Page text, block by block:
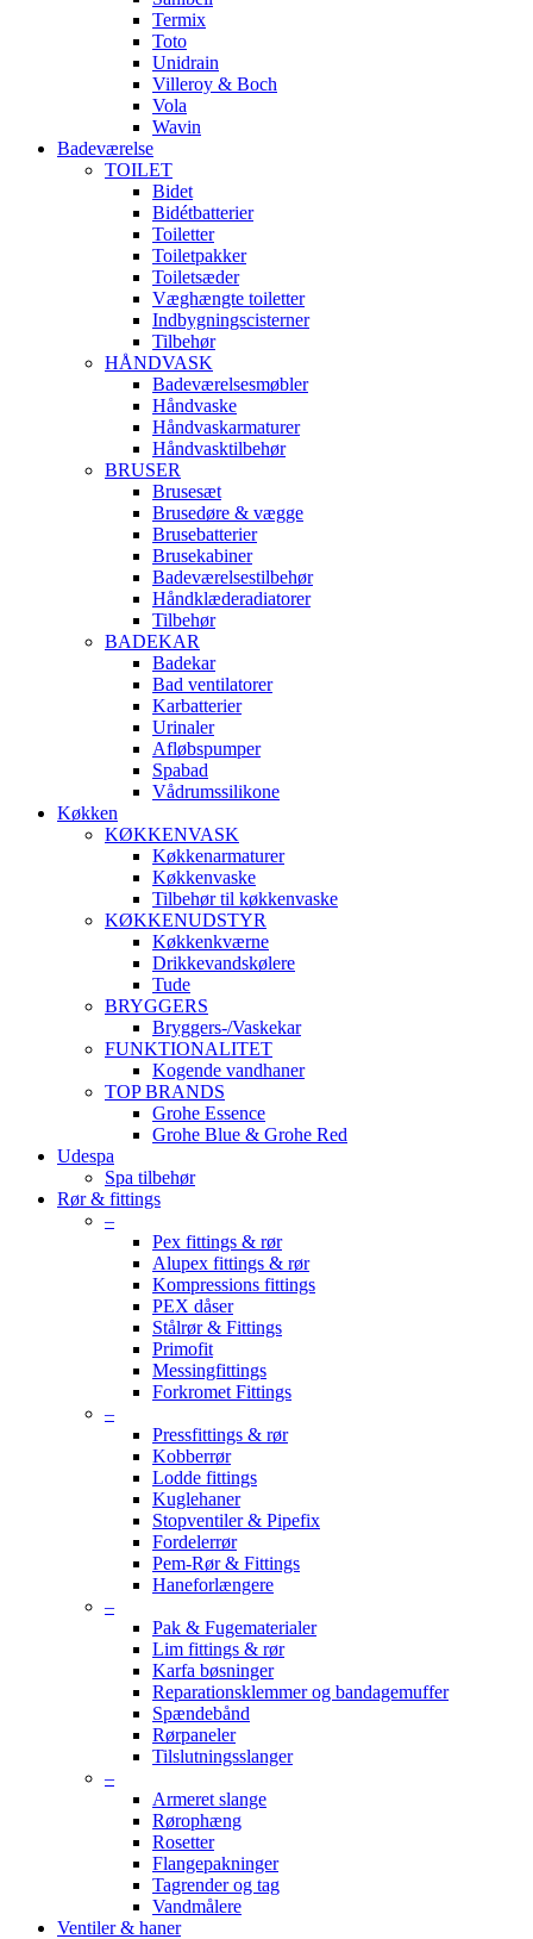
Termix
Toto
Unidrain
Villeroy & Boch
Vola
Wavin
Badeværelse
TOILET
Bidet
Bidétbatterier
Toiletter
Toiletpakker
Toiletsæder
Væghængte toiletter
Indbygningscisterner
Tilbehør
HÅNDVASK
Badeværelsesmøbler
Håndvaske
Håndvaskarmaturer
Håndvasktilbehør
BRUSER
Brusesæt
Brusedøre & vægge
Brusebatterier
Brusekabiner
Badeværelsestilbehør
Håndklæderadiatorer
Tilbehør
BADEKAR
Badekar
Bad ventilatorer
Karbatterier
Urinaler
Afløbspumper
Spabad
Vådrumssilikone
Køkken
KØKKENVASK
Køkkenarmaturer
Køkkenvaske
Tilbehør til køkkenvaske
KØKKENUDSTYR
Køkkenkværne
Drikkevandskølere
Tude
BRYGGERS
Bryggers-/Vaskekar
FUNKTIONALITET
Kogende vandhaner
TOP BRANDS
Grohe Essence
Grohe Blue & Grohe Red
Udespa
Spa tilbehør
Rør & fittings
–
Pex fittings & rør
Alupex fittings & rør
Kompressions fittings
PEX dåser
Stålrør & Fittings
Primofit
Messingfittings
Forkromet Fittings
–
Pressfittings & rør
Kobberrør
Lodde fittings
Kuglehaner
Stopventiler & Pipefix
Fordelerrør
Pem-Rør & Fittings
Haneforlængere
–
Pak & Fugematerialer
Lim fittings & rør
Karfa bøsninger
Reparationsklemmer og bandagemuffer
Spændebånd
Rørpaneler
Tilslutningsslanger
–
Armeret slange
Rørophæng
Rosetter
Flangepakninger
Tagrender og tag
Vandmålere
Ventiler & haner